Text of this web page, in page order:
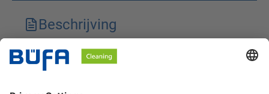
Beschrijving
Technische kenmerken